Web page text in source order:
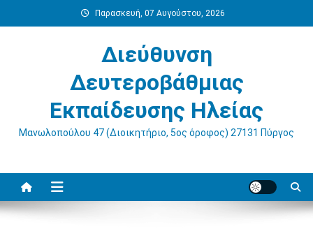
στο
Παρασκευή, 07 Αυγούστου, 2026
Διεύθυνση
Δευτεροβάθμιας
Εκπαίδευσης Ηλείας
Μανωλοπούλου 47 (Διοικητήριο, 5ος όροφος) 27131 Πύργος